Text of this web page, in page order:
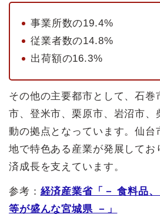
事業所数の19.4%
従業者数の14.8%
出荷額の16.3%
その他の主要都市として、石巻
市、登米市、栗原市、岩沼市
動の拠点となっています。仙台
地で特色ある産業が発展してお
済成長を支えています。
参考： 経済産業省「－ 食料品
等が盛んな宮城県 －」